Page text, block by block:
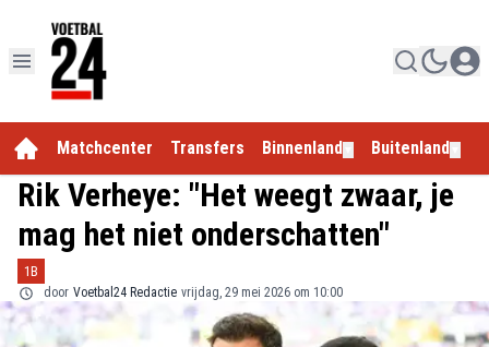
Matchcenter Transfers Binnenland Buitenland
Rik Verheye: "Het weegt zwaar, je
mag het niet onderschatten"
1B
door Voetbal24 Redactie vrijdag, 29 mei 2026 om 10:00